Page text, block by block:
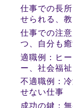
仕事での長
せられる、
仕事での注
つ、自分も
適職例：ヒ
ー、社会福
不適職例：
せない仕事
成功の鍵：